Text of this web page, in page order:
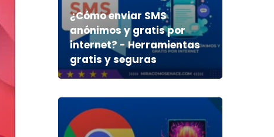
¿Cómo enviar SMS
anónimos y gratis por
internet? - Herramientas
gratis y seguras